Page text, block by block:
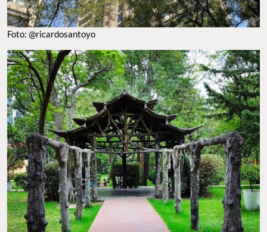
Foto: @ricardosantoyo